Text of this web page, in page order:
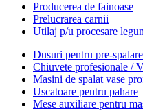
Producerea de fainoase
Prelucrarea carnii
Utilaj p/u procesare
Dusuri pentru pre-spalare
Chiuvete profesionale /
Masini de spalat vase
Uscatoare pentru pahare
Mese auxiliare pentru